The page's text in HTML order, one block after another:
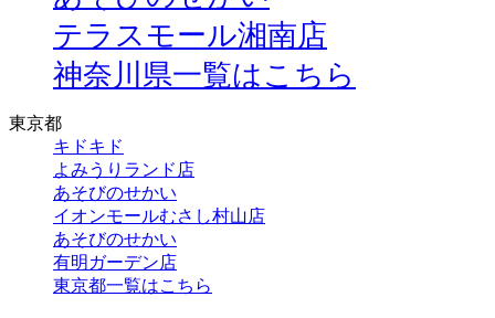
テラスモール湘南店
神奈川県一覧はこちら
東京都
キドキド
よみうりランド店
あそびのせかい
イオンモールむさし村山店
あそびのせかい
有明ガーデン店
東京都一覧はこちら